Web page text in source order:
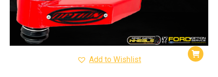
Add to Wishlist